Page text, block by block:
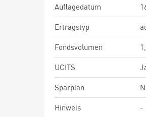
Auflagedatum
Ertragstyp
Fondsvolumen
UCITS
Sparplan
Hinweis
-